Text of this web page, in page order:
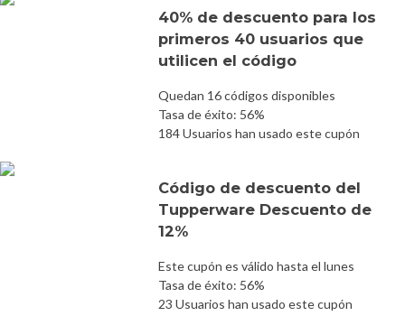
40% de descuento para los
primeros 40 usuarios que
utilicen el código
Quedan 16 códigos disponibles
Tasa de éxito: 56%
184 Usuarios han usado este cupón
Código de descuento del
Tupperware Descuento de
12%
Este cupón es válido hasta el lunes
Tasa de éxito: 56%
23 Usuarios han usado este cupón